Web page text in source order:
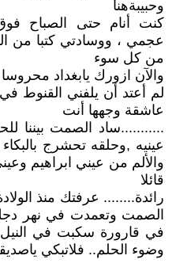
وحبيبةهنا
كنت أنام حتى الصباح
عجمي ، ووسادتي كتبا من
من كل سوء
والآن ازورك يابغداد محروسا
لم أعتد أن يلفني القنوط
عاشقة وجهها أنت
...........ساد الصمت بيننا
عينيه ,وحلقه تحشرج
والألم من عيني ابراهيم
قائلا
رائدة........ عرفتك منذ
الصمت وتعمدت في نهر
في قارورة سكبت في النيل
وضوء الحلم.. فلاتبكي